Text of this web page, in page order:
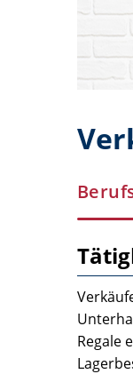
Regale